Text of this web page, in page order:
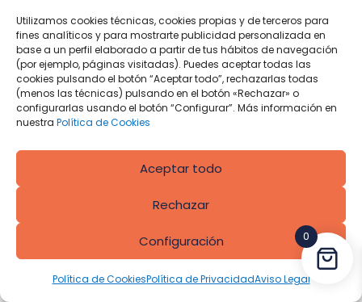
Utilizamos cookies técnicas, cookies propias y de terceros para
fines analíticos y para mostrarte publicidad personalizada en
base a un perfil elaborado a partir de tus hábitos de navegación
(por ejemplo, páginas visitadas). Puedes aceptar todas las
cookies pulsando el botón “Aceptar todo”, rechazarlas todas
(menos las técnicas) pulsando en el botón «Rechazar» o
configurarlas usando el botón “Configurar”. Más información en
nuestra Política de Cookies
Aceptar todo
Rechazar
Configuración
Política de CookiesPolítica de PrivacidadAviso Legal
terceros serán almacenados durante los
plazos legalmente establecidos.
¿A qué destinatarios se comunican sus
datos?
salvo obligación legal.
Qué derechos le asisten y cómo puede
El usuario puede ejercer en todo momento
sus derechos de acceso, rectificación,
0